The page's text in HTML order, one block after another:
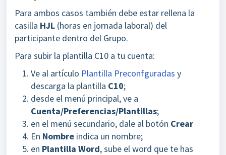
Para ambos casos también debe estar rellena la
casilla HJL (horas en jornada laboral) del
participante dentro del Grupo.
Para subir la plantilla C10 a tu cuenta:
Ve al artículo Plantilla Preconfguradas y
descarga la plantilla C10;
desde el menú principal, ve a
Cuenta/Preferencias/Plantillas;
en el menú secundario, dale al botón Crear
En Nombre indica un nombre;
en Plantilla Word, sube el word que te has